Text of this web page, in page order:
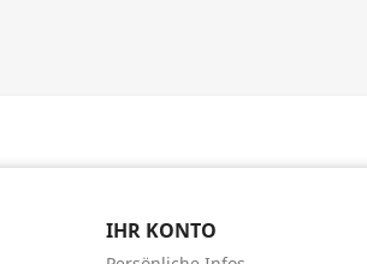
IHR KONTO